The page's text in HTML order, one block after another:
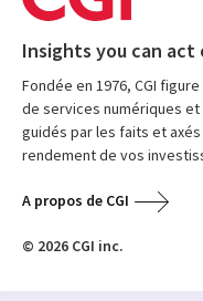
Insights you can act
Fondée en 1976, CGI
de services numériques et
guidés par les faits et
rendement de vos
A propos de CGI
© 2026 CGI inc.